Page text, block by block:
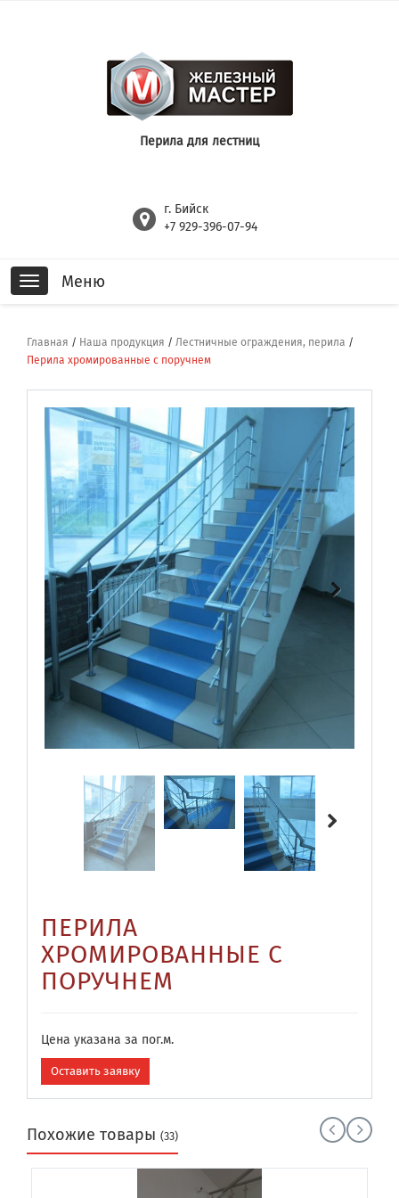
Перила для лестниц
г. Бийск
+7 929-396-07-94
Toggle
navigation
Меню
Главная / Наша продукция / Лестничные ограждения, перила /
Перила хромированные с поручнем
ПЕРИЛА
ХРОМИРОВАННЫЕ С
ПОРУЧНЕМ
Цена указана за пог.м.
Оставить заявку
Похожие товары (33)